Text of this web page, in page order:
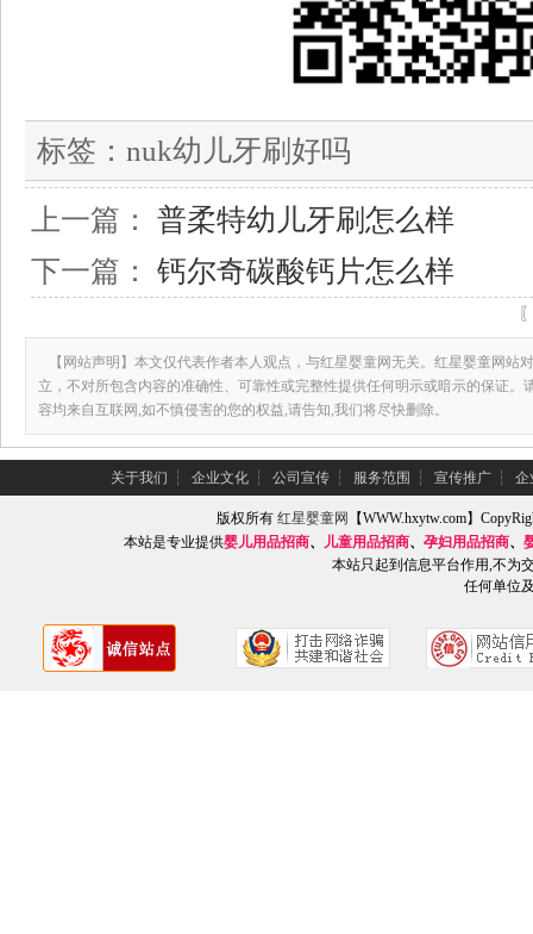
标签： nuk幼儿牙刷好吗
上一篇： 普柔特幼儿牙刷怎么样
下一篇： 钙尔奇碳酸钙片怎么样
【网站声明】本文仅代表作者本人观点，与红星婴童网无关。红星婴童网站
立，不对所包含内容的准确性、可靠性或完整性提供任何明示或暗示的保证。
容均来自互联网,如不慎侵害的您的权益,请告知,我们将尽快删除。
关于我们 ┆ 企业文化 ┆ 公司宣传 ┆ 服务范围 ┆ 宣传推广 ┆ 企
版权所有红星婴童网
【WWW.hxytw.com】
本站是专业提供婴儿用品招商、 儿童用品招商、 孕妇用品招商、
本站只起到信息平台作用,不为
任何单位